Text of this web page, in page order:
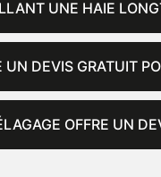
UNE HAIE
UN DEVIS GRATUIT
OFFRE UN